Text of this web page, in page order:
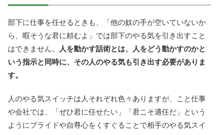
部下に仕事を任せるときも、「他の奴の手が空いていないか
ら、暇そうな君に頼むよ」では部下のやる気を引き出すこと
はできません。
人を動かす話術とは、人をどう動かすのかと
いう指示と同時に、その人のやる気も引き出す必要がありま
す。
人のやる気スイッチは人それぞれ色々ありますが、こと仕事
や会社では、「ぜひ君に任せたい」「君こそ適任だ」という
ようにプライドや自尊心をくすぐることで相手のやる気スイ